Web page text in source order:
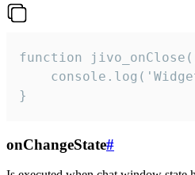
function
}
onChangeState#